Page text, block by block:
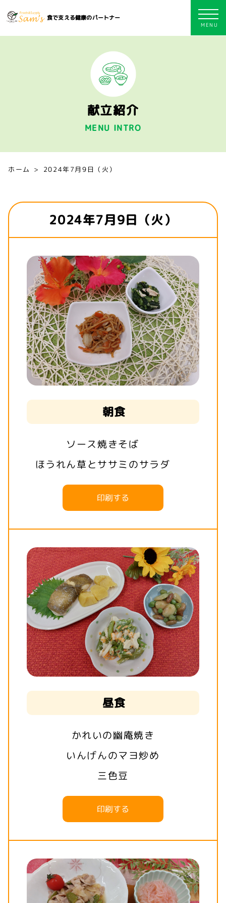
食で支える健康のパートナー
献立紹介
MENU INTRO
ホーム 2024年7月9日（火）
2024年7月9日（火）
朝食
ソース焼きそば
ほうれん草とササミのサラダ
印刷する
昼食
かれいの幽庵焼き
いんげんのマヨ炒め
三色豆
印刷する